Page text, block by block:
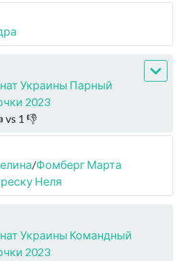
Украины Парный
2023
vs 1 👎
/Фомберг Марта
Неля
Украины Командный
2023